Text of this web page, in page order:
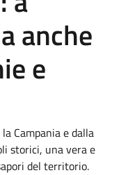
anche
e
Campania e dalla
storici, una vera e
del territorio.